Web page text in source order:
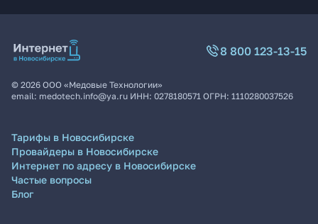
8 800 123-13-15
© 2026 ООО «Медовые Технологии»
email: medotech.info@ya.ru ИНН: 0278180571 ОГРН: 1110280037526
Тарифы в Новосибирске
Провайдеры в Новосибирске
Интернет по адресу в Новосибирске
Частые вопросы
Блог